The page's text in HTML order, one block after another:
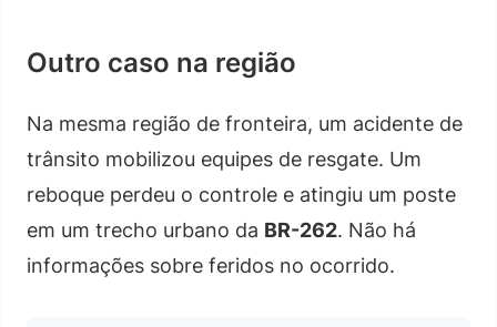
Outro caso na região
Na mesma região de fronteira, um acidente de
trânsito mobilizou equipes de resgate. Um
reboque perdeu o controle e atingiu um poste
em um trecho urbano da BR-262. Não há
informações sobre feridos no ocorrido.